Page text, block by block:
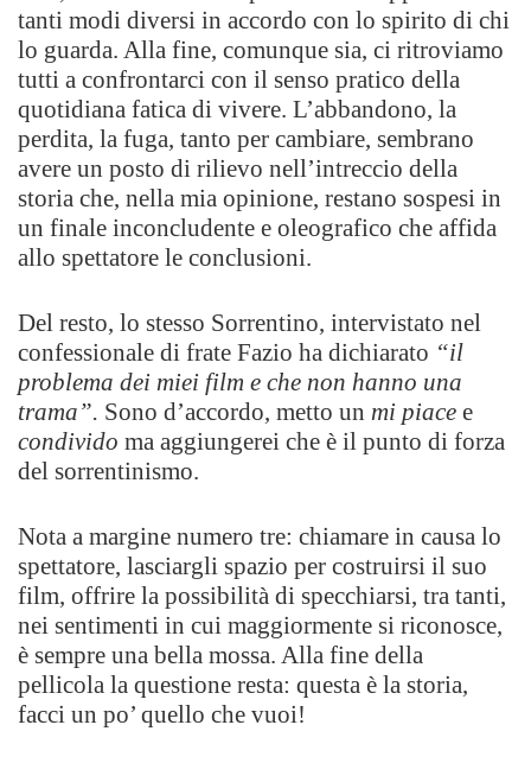
tanti modi diversi in accordo con lo spirito di chi
lo guarda. Alla fine, comunque sia, ci ritroviamo
tutti a confrontarci con il senso pratico della
quotidiana fatica di vivere. L’abbandono, la
perdita, la fuga, tanto per cambiare, sembrano
avere un posto di rilievo nell’intreccio della
storia che, nella mia opinione, restano sospesi in
un finale inconcludente e oleografico che affida
allo spettatore le conclusioni.
Del resto, lo stesso Sorrentino, intervistato nel
confessionale di frate Fazio ha dichiarato “il
problema dei miei film e che non hanno una
trama”. Sono d’accordo, metto un mi piace e
condivido ma aggiungerei che è il punto di forza
del sorrentinismo.
Nota a margine numero tre: chiamare in causa lo
spettatore, lasciargli spazio per costruirsi il suo
film, offrire la possibilità di specchiarsi, tra tanti,
nei sentimenti in cui maggiormente si riconosce,
è sempre una bella mossa. Alla fine della
pellicola la questione resta: questa è la storia,
facci un po’ quello che vuoi!